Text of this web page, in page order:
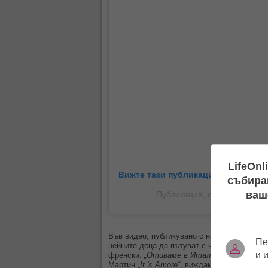
Вижте тази публикация в Instagram.
Публикация, споделена от
Във видео, публикувано с надпис „Mambo
нейните деца да пътуват с частен
френски:
„Отиваме в Италия“
. На фона
Мартин „ It 's Amore“, виждаме
и